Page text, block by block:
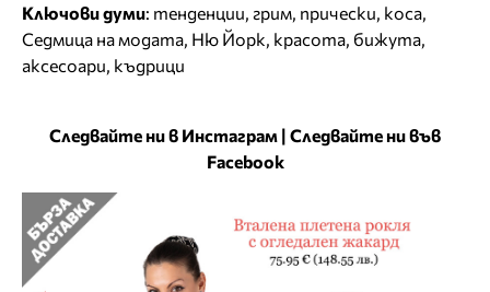
Ключови думи: тенденции грим прически коса
Седмица на модата Ню Йорк красота бижута
аксесоари къдрици
Следвайте ни в Инстаграм | Следвайте ни във
Facebook